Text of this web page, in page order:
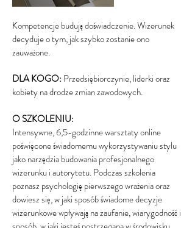
Kompetencje budują doświadczenie. Wizerunek
decyduje o tym, jak szybko zostanie ono
zauważone.
DLA KOGO:Przedsiębiorczynie, liderki oraz
kobiety na drodze zmian zawodowych.
O SZKOLENIU:
Intensywne, 6,5-godzinne warsztaty online
poświęcone świadomemu wykorzystywaniu stylu
jako narzędzia budowania profesjonalnego
wizerunku i autorytetu. Podczas szkolenia
poznasz psychologię pierwszego wrażenia oraz
dowiesz się, w jaki sposób świadome decyzje
wizerunkowe wpływają na zaufanie, wiarygodność i